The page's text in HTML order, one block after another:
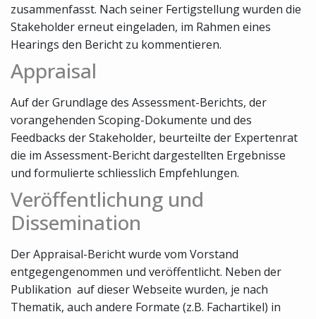
zusammenfasst. Nach seiner Fertigstellung wurden die
Stakeholder erneut eingeladen, im Rahmen eines
Hearings den Bericht zu kommentieren.
Appraisal
Auf der Grundlage des Assessment-Berichts, der
vorangehenden Scoping-Dokumente und des
Feedbacks der Stakeholder, beurteilte der Expertenrat
die im Assessment-Bericht dargestellten Ergebnisse
und formulierte schliesslich Empfehlungen.
Veröffentlichung und
Dissemination
Der Appraisal-Bericht wurde vom Vorstand
entgegengenommen und veröffentlicht. Neben der
Publikation auf dieser Webseite wurden, je nach
Thematik, auch andere Formate (z.B. Fachartikel) in